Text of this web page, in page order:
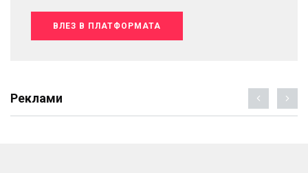
ВЛЕЗ В ПЛАТФОРМАТА
Реклами